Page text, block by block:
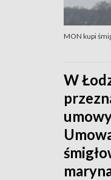
MON kupi
W